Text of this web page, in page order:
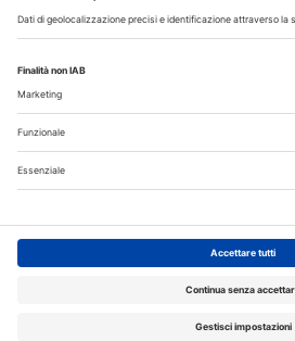
Copyright © 2026 -
Autori
Contattaci
Note legali
Cerca nel sito